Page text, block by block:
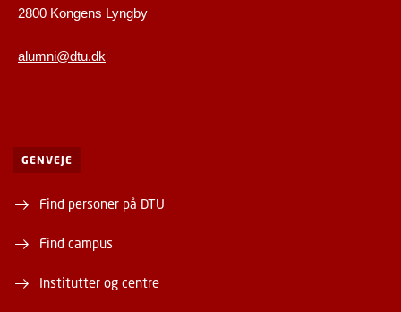
2800 Kongens Lyngby
alumni@dtu.dk
GENVEJE
Find personer på DTU
Find campus
Institutter og centre